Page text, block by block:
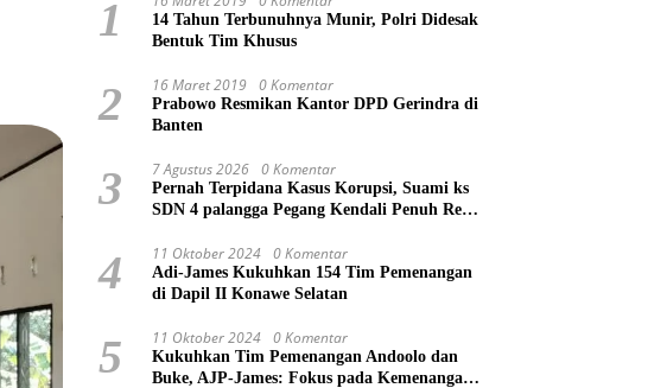
1
14 Tahun Terbunuhnya Munir, Polri Didesak
Bentuk Tim Khusus
2 16 Maret 2019 0 Komentar
Prabowo Resmikan Kantor DPD Gerindra di
Banten
3 7 Agustus 2026 0 Komentar
Pernah Terpidana Kasus Korupsi, Suami ks
SDN 4 palangga Pegang Kendali Penuh Revit
Pelaporan
4 11 Oktober 2024 0 Komentar
Adi-James Kukuhkan 154 Tim Pemenangan
di Dapil II Konawe Selatan
5 11 Oktober 2024 0 Komentar
Kukuhkan Tim Pemenangan Andoolo dan
Buke, AJP-James: Fokus pada Kemenangan